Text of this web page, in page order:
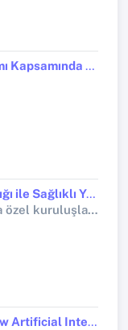
İŞKUR Gençlik Programı Kapsamında Çalışan Üniversite Öğrencilerinde Örgütsel Bağlılık ile Akademik Başarı Arasındaki İlişkinin İncelenmesi
Sosyal Medya Bağımlılığı ile Sağlıklı Yaşam Biçimi Davranışları Arasındaki İlişki: Kastamonu Üniversitesi Örneği
Diğer ulusal kamu veya özel kuruluşlar tarafından desteklenen bilimsel araştırma projeleri (Tübitak 2209)
The Green Illusion? How Artificial Intelligence and Finance Shape Environmental Futures